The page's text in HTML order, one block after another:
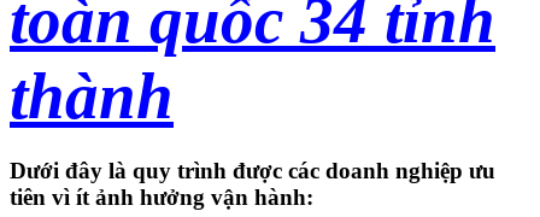
toàn quốc 34 tỉnh
thành
Dưới đây là quy trình được các doanh nghiệp ưu
tiên vì ít ảnh hưởng vận hành: